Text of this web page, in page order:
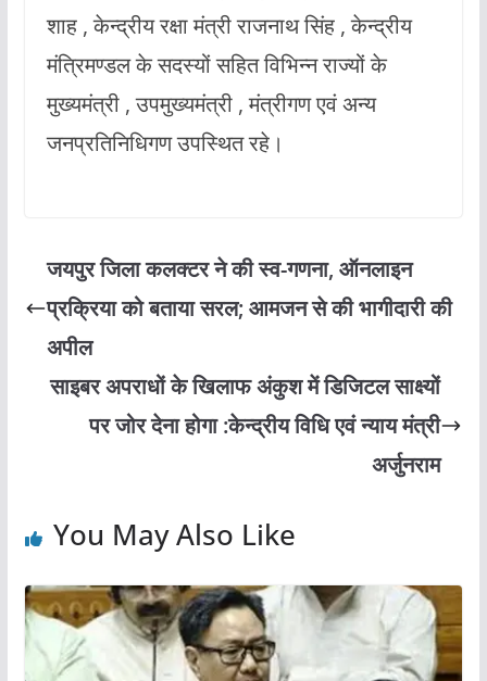
शाह , केन्द्रीय रक्षा मंत्री राजनाथ सिंह , केन्द्रीय
मंत्रिमण्डल के सदस्यों सहित विभिन्न राज्यों के
मुख्यमंत्री , उपमुख्यमंत्री , मंत्रीगण एवं अन्य
जनप्रतिनिधिगण उपस्थित रहे।
जयपुर जिला कलक्टर ने की स्व-गणना, ऑनलाइन
प्रक्रिया को बताया सरल; आमजन से की भागीदारी की
अपील
साइबर अपराधों के खिलाफ अंकुश में डिजिटल साक्ष्यों
पर जोर देना होगा :केन्द्रीय विधि एवं न्याय मंत्री
अर्जुनराम
You May Also Like